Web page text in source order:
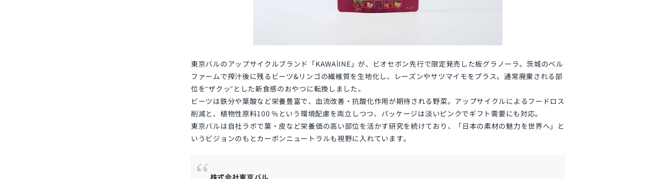
東京バルのアップサイクルブランド「KAWAÌINE」が、ビオセボン先行で限定発売した板グラノーラ。茨城のベル
ファームで搾汁後に残るビーツ&リンゴの繊維質を生地化し、レーズンやサツマイモをプラス。通常廃棄される部
位を“ザクッ”とした新食感のおやつに転換しました。
ビーツは鉄分や葉酸など栄養豊富で、血流改善・抗酸化作用が期待される野菜。アップサイクルによるフードロス
削減と、植物性原料100 %という環境配慮を両立しつつ、パッケージは淡いピンクでギフト需要にも対応。
東京バルは自社ラボで葉・皮など栄養価の高い部位を活かす研究を続けており、「日本の素材の魅力を世界へ」と
いうビジョンのもとカーボンニュートラルも視野に入れています。